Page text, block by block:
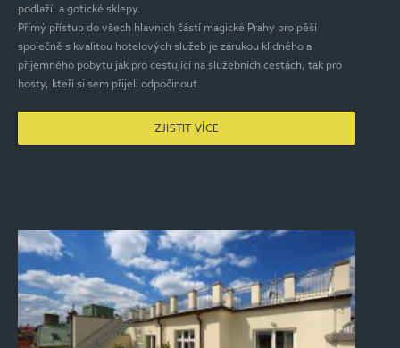
podlaží, a gotické sklepy.
Přímý přístup do všech hlavních částí magické Prahy pro pěší
společně s kvalitou hotelových služeb je zárukou klidného a
příjemného pobytu jak pro cestující na služebních cestách, tak pro
hosty, kteří si sem přijeli odpočinout.
ZJISTIT VÍCE